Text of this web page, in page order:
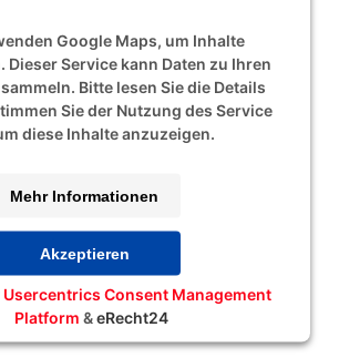
Google Maps, um Inhalte
Dieser Service kann Daten zu Ihren
Bitte lesen Sie die Details
Sie der Nutzung des Service
diese Inhalte anzuzeigen.
Mehr Informationen
Akzeptieren
Usercentrics Consent Management
Platform &eRecht24